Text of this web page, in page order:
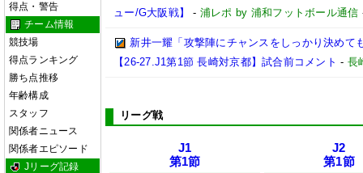
得点・警告
チーム情報
競技場
得点ランキング
勝ち点推移
年齢構成
スタッフ
関係者ニュース
関係者エピソード
Jリーグ記録
ュー/G大阪戦】
- 浦レポ by 浦和フットボール通信
新井一耀「攻撃陣にチャンスをしっかり決めて
【26-27.J1第1節 長崎対京都】試合前コメント - 長
リーグ戦
J1
第1節
J2
第1節